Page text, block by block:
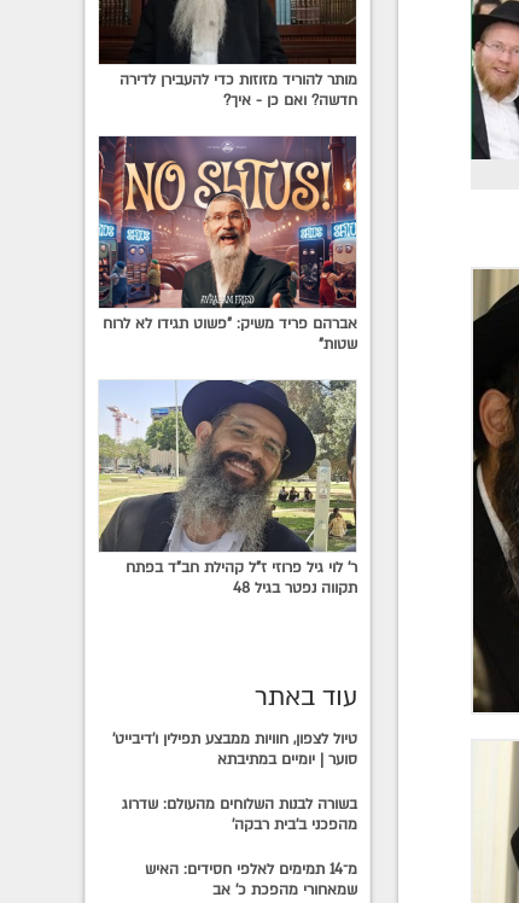
מותר להוריד מזוזות כדי להעבירן לדירה
חדשה? ואם כן - איך?
אברהם פריד משיק: "פשוט תגידו לא לרוח
שטות"
ר' לוי גיל פרוזי ז"ל קהילת חב"ד בפתח
תקווה נפטר בגיל 48
עוד באתר
טיול לצפון, חוויות ממבצע תפילין ו'דיבייט'
סוער | יומיים במתיבתא
בשורה לבנות השלוחים מהעולם: שדרוג
מהפכני ב'בית רבקה'
מ־14 תמימים לאלפי חסידים: האיש
שמאחורי מהפכת כ׳ אב